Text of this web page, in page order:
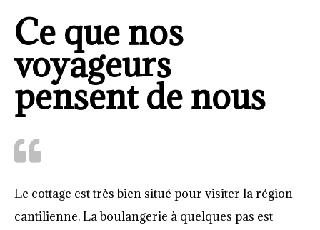
Ce que nos
voyageurs
pensent de nous
Le cottage est très bien situé pour visiter la région
cantilienne. La boulangerie à quelques pas est